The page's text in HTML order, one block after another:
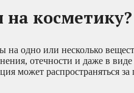
на косметику?
одно или несколько
отечности и даже в
может распространяться